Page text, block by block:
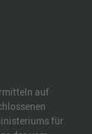
auf
für